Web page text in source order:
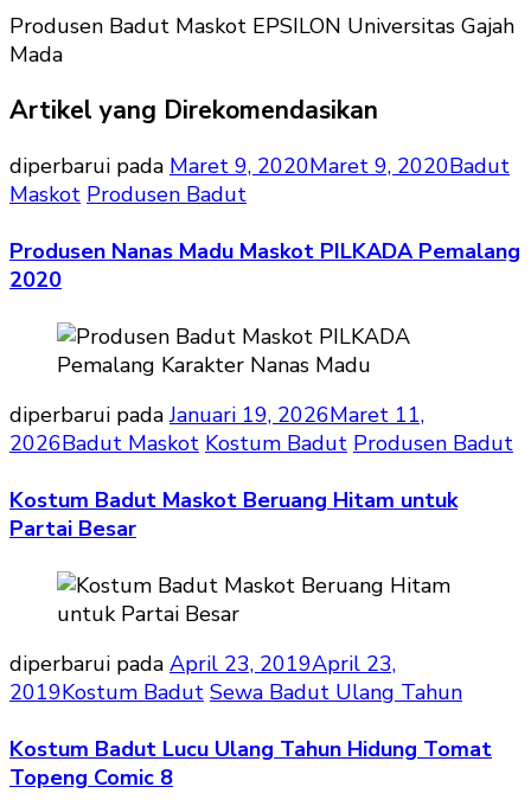
Mada
Produsen Badut Maskot EPSILON Universitas Gajah
Mada
Artikel yang Direkomendasikan
diperbarui pada Maret 9, 2020Maret 9, 2020Badut
Maskot Produsen Badut
Produsen Nanas Madu Maskot PILKADA Pemalang
2020
diperbarui padaJanuari 19, 2026Maret 11,
2026Badut Maskot Kostum Badut Produsen Badut
Kostum Badut Maskot Beruang Hitam untuk
Partai Besar
diperbarui pada April 23, 2019April 23,
2019Kostum Badut Sewa Badut Ulang Tahun
Kostum Badut Lucu Ulang Tahun Hidung Tomat
Topeng Comic 8